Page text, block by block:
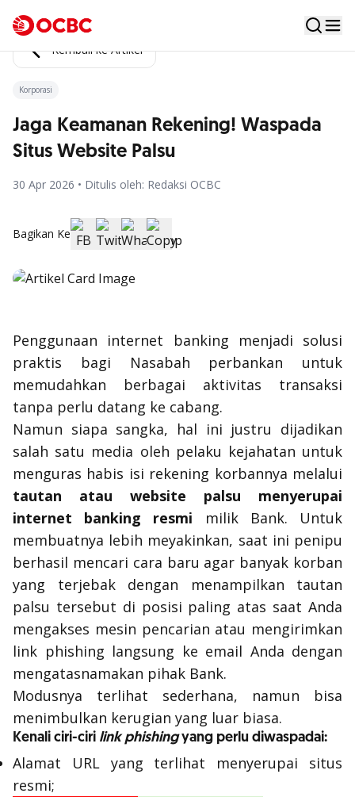
Kembali ke Artikel
Korporasi
Jaga Keamanan Rekening! Waspada
Situs Website Palsu
30 Apr 2026 • Ditulis oleh: Redaksi OCBC
Bagikan Ke
Penggunaan internet banking menjadi solusi
praktis bagi Nasabah perbankan untuk
memudahkan berbagai aktivitas transaksi
tanpa perlu datang ke cabang.
Namun siapa sangka, hal ini justru dijadikan
salah satu media oleh pelaku kejahatan untuk
menguras habis isi rekening korbannya melalui
tautan atau website palsu menyerupai
internet banking resmi milik Bank. Untuk
membuatnya lebih meyakinkan, saat ini penipu
berhasil mencari cara baru agar banyak korban
yang terjebak dengan menampilkan tautan
palsu tersebut di posisi paling atas saat Anda
mengakses mesin pencarian atau mengirimkan
link phishing langsung ke email Anda dengan
mengatasnamakan pihak Bank.
Modusnya terlihat sederhana, namun bisa
menimbulkan kerugian yang luar biasa.
Kenali ciri-ciri linkphishingyang perlu diwaspadai:
Alamat URL yang terlihat menyerupai situs
resmi;